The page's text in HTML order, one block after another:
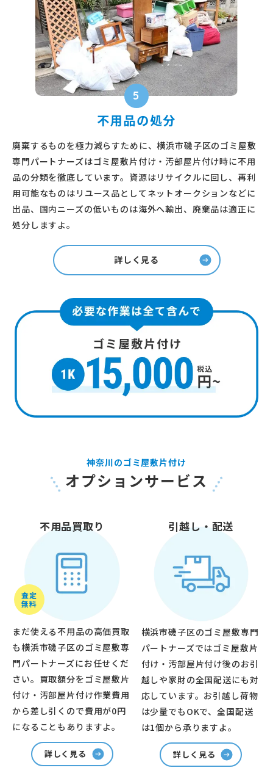
5
不用品の処分
廃棄するものを極力減らすために、横浜市磯子区のゴミ屋敷
専門パートナーズはゴミ屋敷片付け・汚部屋片付け時に不用
品の分類を徹底しています。資源はリサイクルに回し、再利
用可能なものはリユース品としてネットオークションなどに
出品、国内ニーズの低いものは海外へ輸出、廃棄品は適正に
処分しますよ。
詳しく見る
神奈川のゴミ屋敷片付け
オプションサービス
不用品買取り
査定
無料
まだ使える不用品の高価買取
も横浜市磯子区のゴミ屋敷専
門パートナーズにお任せくだ
さい。買取額分をゴミ屋敷片
付け・汚部屋片付け作業費用
から差し引くので費用が0円
になることもありますよ。
詳しく見る
引越し・配送
横浜市磯子区のゴミ屋敷専門
パートナーズではゴミ屋敷片
付け・汚部屋片付け後のお引
越しや家財の全国配送にも対
応しています。お引越し荷物
は少量でもOKで、全国配送
は1個から承りますよ。
詳しく見る